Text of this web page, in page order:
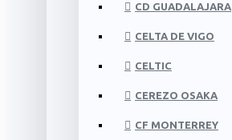
CD GUADALAJARA
CELTA DE VIGO
CELTIC
CEREZO OSAKA
CF MONTERREY